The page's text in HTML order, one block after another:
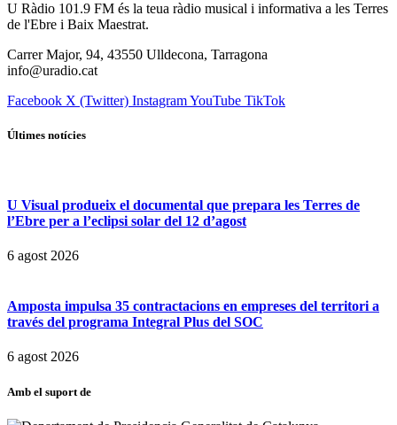
U Ràdio 101.9 FM és la teua ràdio musical i informativa a les Terres
de l'Ebre i Baix Maestrat.
Carrer Major, 94, 43550 Ulldecona, Tarragona
info@uradio.cat
Facebook X (Twitter) InstagramYouTube TikTok
Últimes notícies
U Visual produeix el documental que prepara les Terres de
l’Ebre per a l’eclipsi solar del 12 d’agost
6 agost 2026
Amposta impulsa 35 contractacions en empreses del territori a
través del programa Integral Plus del SOC
6 agost 2026
Amb el suport de